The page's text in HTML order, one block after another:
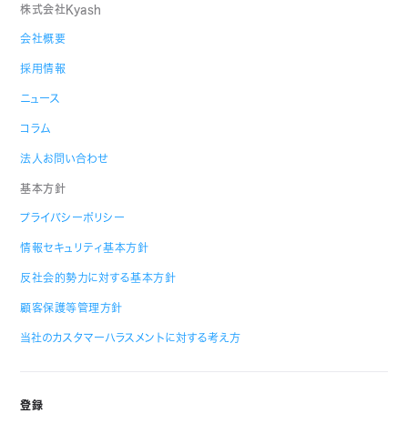
株式会社Kyash
会社概要
採用情報
ニュース
コラム
法人お問い合わせ
基本方針
プライバシーポリシー
情報セキュリティ基本方針
反社会的勢力に対する基本方針
顧客保護等管理方針
当社のカスタマーハラスメントに対する考え方
登録